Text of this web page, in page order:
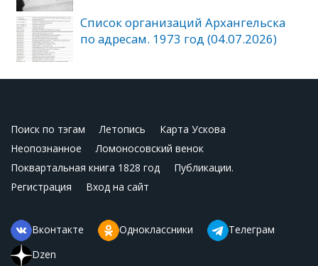
Список организаций Архангельска
по адресам. 1973 год (04.07.2026)
Поиск по тэгам Летопись
Карта Ускова
Неопознанное
Ломоносовский венок
Поквартальная книга 1828 год
Публикации.
Регистрация
Вход на сайт
Вконтакте Одноклассники
Телеграм
Dzen